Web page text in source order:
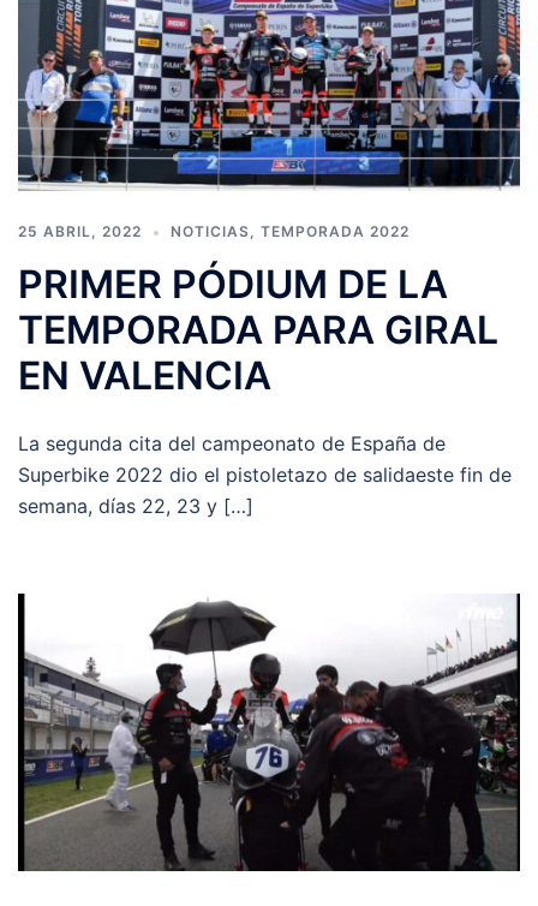
25 ABRIL, 2022 NOTICIAS, TEMPORADA 2022
PRIMER PÓDIUM DE LA
TEMPORADA PARA GIRAL
EN VALENCIA
La segunda cita del campeonato de España de
Superbike 2022 dio el pistoletazo de salidaeste fin de
semana, días 22, 23 y […]